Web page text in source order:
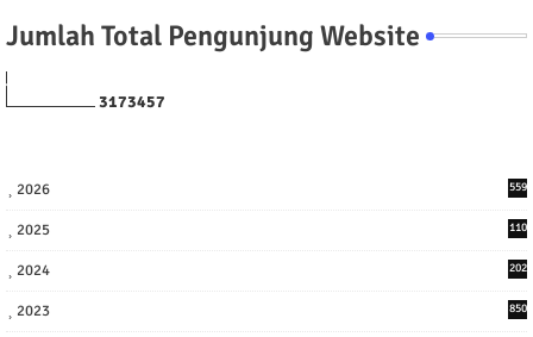
Jumlah Total Pengunjung Website
3173457
2026 559
2025
110
2024
202
2023 850